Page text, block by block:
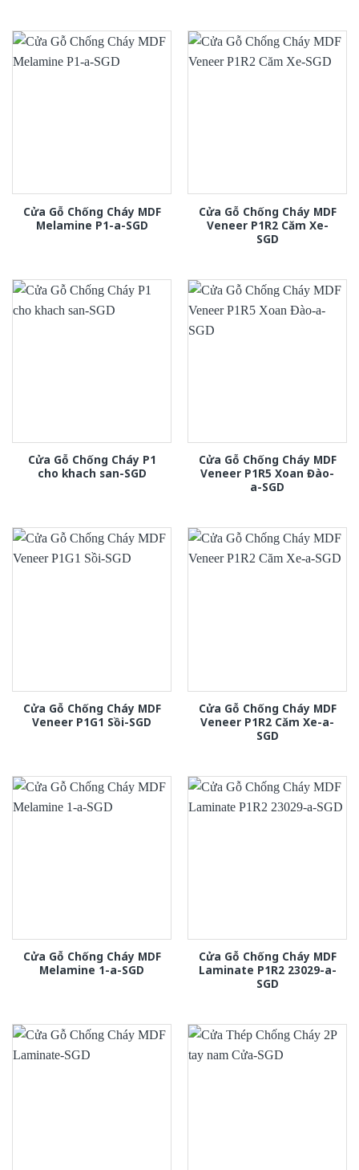
Cửa Gỗ Chống Cháy MDF
Melamine P1-a-SGD
Cửa Gỗ Chống Cháy MDF
Veneer P1R2 Căm Xe-
SGD
Cửa Gỗ Chống Cháy P1
cho khach san-SGD
Cửa Gỗ Chống Cháy MDF
Veneer P1R5 Xoan Đào-
a-SGD
Cửa Gỗ Chống Cháy MDF
Veneer P1G1 Sồi-SGD
Cửa Gỗ Chống Cháy MDF
Veneer P1R2 Căm Xe-a-
SGD
Cửa Gỗ Chống Cháy MDF
Melamine 1-a-SGD
Cửa Gỗ Chống Cháy MDF
Laminate P1R2 23029-a-
SGD